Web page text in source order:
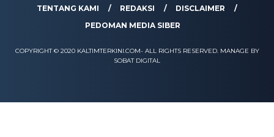
TENTANG KAMI REDAKSI
DISCLAIMER
PEDOMAN MEDIA SIBER
COPYRIGHT © 2020 KALTIMTERKINI.COM- ALL RIGHTS RESERVED. MANAGE BY
SOBAT DIGITAL